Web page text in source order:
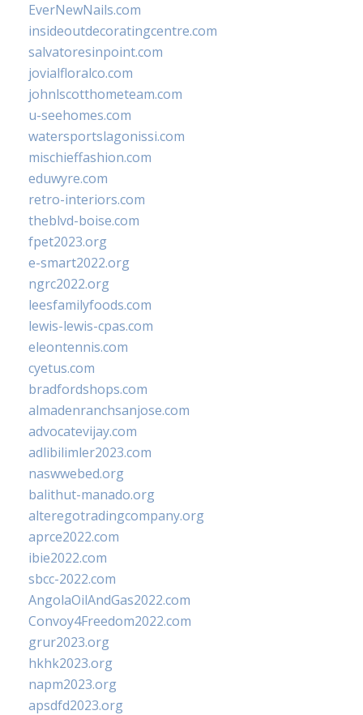
EverNewNails.com
insideoutdecoratingcentre.com
salvatoresinpoint.com
jovialfloralco.com
johnlscotthometeam.com
u-seehomes.com
watersportslagonissi.com
mischieffashion.com
eduwyre.com
retro-interiors.com
theblvd-boise.com
fpet2023.org
e-smart2022.org
ngrc2022.org
leesfamilyfoods.com
lewis-lewis-cpas.com
eleontennis.com
cyetus.com
bradfordshops.com
almadenranchsanjose.com
advocatevijay.com
adlibilimler2023.com
naswwebed.org
balithut-manado.org
alteregotradingcompany.org
aprce2022.com
ibie2022.com
sbcc-2022.com
AngolaOilAndGas2022.com
Convoy4Freedom2022.com
grur2023.org
hkhk2023.org
napm2023.org
apsdfd2023.org